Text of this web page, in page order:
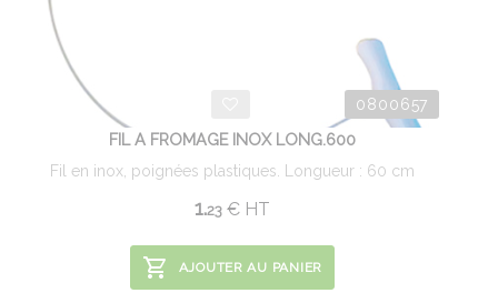
0800657
FIL A FROMAGE INOX LONG.600
Fil en inox, poignées plastiques. Longueur : 60 cm
1.23 € HT
AJOUTER AU PANIER